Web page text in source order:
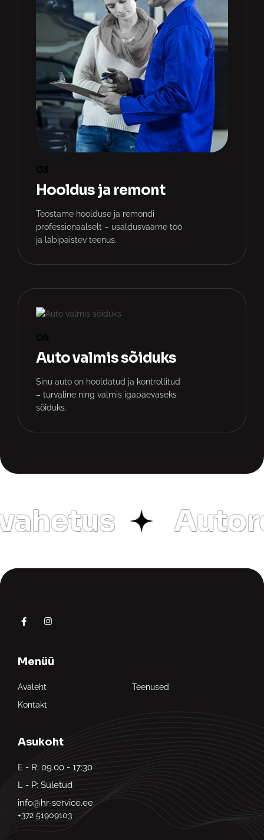
Hooldus ja remont
Teostame hoolduse ja remondi
professionaalselt – usaldusväärne töö
ja läbipaistev teenus.
Auto valmis sõiduks
Sinu auto on hooldatud ja kontrollitud
– turvaline ning valmis igapäevaseks
sõiduks.
Menüü
Avaleht
Teenused
Kontakt
Asukoht
E - R: 09.00 - 17:30
L - P: Suletud
info@hr-service.ee
+372 51909103